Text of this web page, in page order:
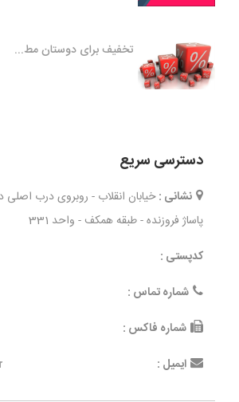
تخفیف برای دوستان مط...
دسترسی سریع
نشانی : خیابان انقلاب - روبروی درب اصلی
پاساژ فروزنده - طبقه همکف - واحد 331
کدپستی :
شماره تماس :
شماره فاکس :
ایمیل :